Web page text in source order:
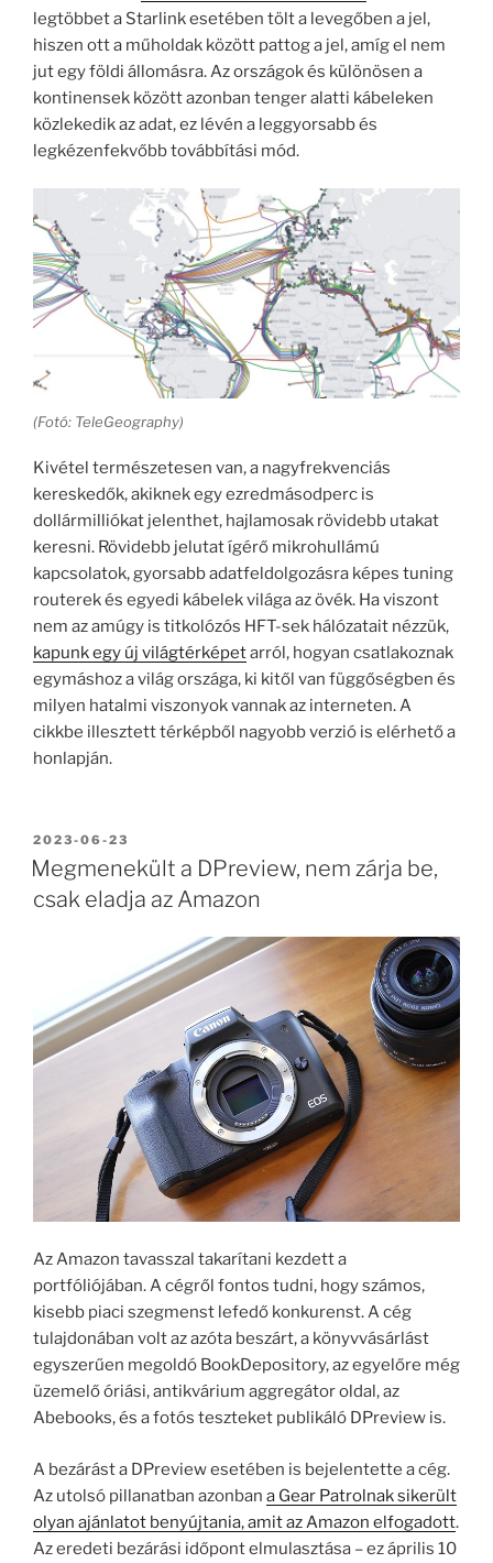
legtöbbet a Starlink esetében tölt a levegőben a jel,
hiszen ott a műholdak között pattog a jel, amíg el nem
jut egy földi állomásra. Az országok és különösen a
kontinensek között azonban tenger alatti kábeleken
közlekedik az adat, ez lévén a leggyorsabb és
legkézenfekvőbb továbbítási mód.
(Fotó: TeleGeography)
Kivétel természetesen van, a nagyfrekvenciás
kereskedők, akiknek egy ezredmásodperc is
dollármilliókat jelenthet, hajlamosak rövidebb utakat
keresni. Rövidebb jelutat ígérő mikrohullámú
kapcsolatok, gyorsabb adatfeldolgozásra képes tuning
routerek és egyedi kábelek világa az övék. Ha viszont
nem az amúgy is titkolózós HFT-sek hálózatait nézzük,
kapunk egy új világtérképetarról, hogyan csatlakoznak
egymáshoz a világ országa, ki kitől van függőségben és
milyen hatalmi viszonyok vannak az interneten. A
cikkbe illesztett térképből nagyobb verzió is elérhető a
honlapján.
BEKÜLDVE:
2023-06-23
Megmenekült a DPreview, nem zárja be,
csak eladja az Amazon
Az Amazon tavasszal takarítani kezdett a
portfóliójában. A cégről fontos tudni, hogy számos,
kisebb piaci szegmenst lefedő konkurenst. A cég
tulajdonában volt az azóta beszárt, a könyvvásárlást
egyszerűen megoldó BookDepository, az egyelőre még
üzemelő óriási, antikvárium aggregátor oldal, az
Abebooks, és a fotós teszteket publikáló DPreview is.
A bezárást a DPreview esetében is bejelentette a cég.
Az utolsó pillanatban azonban a Gear Patrolnak sikerült
olyan ajánlatot benyújtania, amit az Amazon elfogadott.
Az eredeti bezárási időpont elmulasztása – ez április 10